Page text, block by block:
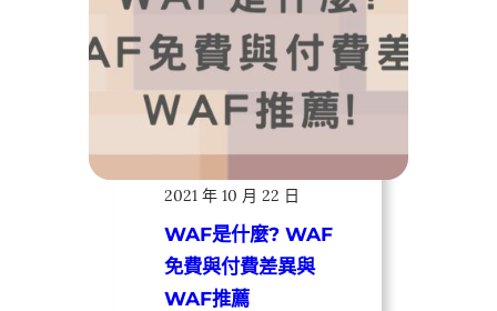
2021 年 10 月 22 日
WAF是什麼? WAF
免費與付費差異與
WAF推薦